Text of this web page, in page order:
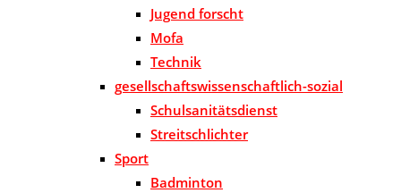
Jugend forscht
Mofa
Technik
gesellschaftswissenschaftlich-sozial
Schulsanitätsdienst
Streitschlichter
Sport
Badminton